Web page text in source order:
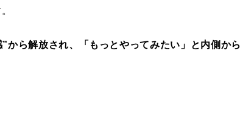
”から解放され、「もっとやってみたい」と内側か